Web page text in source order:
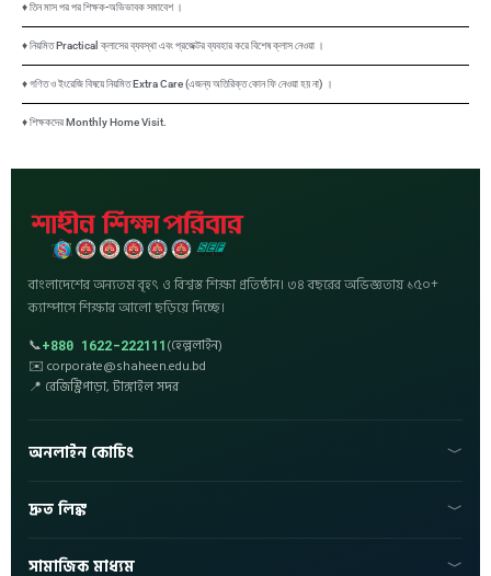
♦ তিন মাস পর পর শিক্ষক-অভিভাবক সমাবেশ ।
♦ নিয়মিত Practical ক্লাসের ব্যবস্থা এবং প্রজেক্টর ব্যবহার করে বিশেষ ক্লাস নেওয়া ।
♦ গণিত ও ইংরেজি বিষয়ে নিয়মিত Extra Care (এজন্য অতিরিক্ত কোন ফি নেওয়া হয় না) ।
♦ শিক্ষকদের Monthly Home Visit.
বাংলাদেশের অন্যতম বৃহৎ ও বিশ্বস্ত শিক্ষা প্রতিষ্ঠান। ৩৪ বছরের অভিজ্ঞতায় ১৫০+
ক্যাম্পাসে শিক্ষার আলো ছড়িয়ে দিচ্ছে।
📞+880 1622-222111(হেল্পলাইন)
✉️ corporate@shaheen.edu.bd
📍 রেজিস্ট্রিপাড়া, টাঙ্গাইল সদর
অনলাইন কোচিং
🏆 ফলাফল
✉️ ইমেইল
দ্রুত লিঙ্ক
সামাজিক মাধ্যম